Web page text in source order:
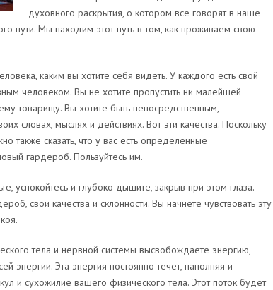
духовного раскрытия, о котором все говорят в наше
пути. Мы находим этот путь в том, как проживаем свою
каким вы хотите себя видеть. У каждого есть свой
человеком. Вы не хотите пропустить ни малейшей
товарищу. Вы хотите быть непосредственным,
словах, мыслях и действиях. Вот эти качества. Поскольку
также сказать, что у вас есть определенные
гардероб. Пользуйтесь им.
успокойтесь и глубоко дышите, закрыв при этом глаза.
свои качества и склонности. Вы начнете чувствовать эту
тела и нервной системы высвобождаете энергию,
энергии. Эта энергия постоянно течет, наполняя и
и сухожилие вашего физического тела. Этот поток будет